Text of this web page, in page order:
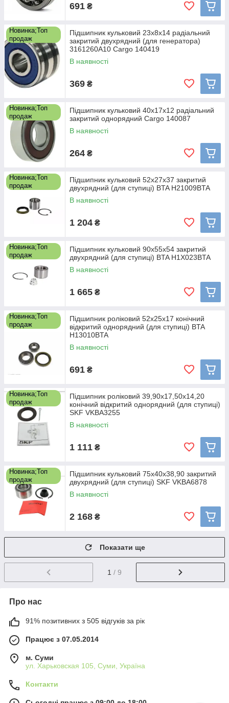
691 ₴
Новинка;Топ
продаж
Підшипник кульковий 23x8x14 радіальний
закритий двухрядний (для генератора)
3161260A10 Cargo 140419
В наявності
369 ₴
Новинка;Топ
продаж
Підшипник кульковий 40x17x12 радіальний
закритий однорядний Cargo 140087
В наявності
264 ₴
Новинка;Топ
продаж
Підшипник кульковий 52x27x37 закритий
двухрядний (для ступиці) BTA H21009BTA
В наявності
1 204 ₴
Новинка;Топ
продаж
Підшипник кульковий 90x55x54 закритий
двухрядний (для ступиці) BTA H1X023BTA
В наявності
1 665 ₴
Новинка;Топ
продаж
Підшипник роліковий 52x25x17 конічний
відкритий однорядний (для ступиці) BTA
H13010BTA
В наявності
691 ₴
Новинка;Топ
продаж
Підшипник роліковий 39,90x17,50x14,20
конічний відкритий однорядний (для ступиці)
SKF VKBA3255
В наявності
1 111 ₴
Новинка;Топ
продаж
Підшипник кульковий 75x40x38,90 закритий
двухрядний (для ступиці) SKF VKBA6878
В наявності
2 168 ₴
Показати ще
1 / 9
Про нас
91% позитивних з 505 відгуків за рік
Працює з 07.05.2014
м. Суми
ул. Харьковская 105, Суми, Україна
Контакти